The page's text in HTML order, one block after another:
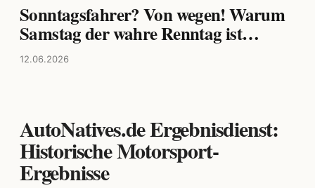
Sonntagsfahrer? Von wegen! Warum
Samstag der wahre Renntag ist…
12.06.2026
AutoNatives.de Ergebnisdienst:
Historische Motorsport-
Ergebnisse